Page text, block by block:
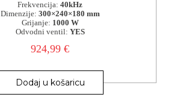
Frekvencija: 40kHz
Dimenzije: 300×240×180 mm
Grijanje: 1000 W
Odvodni ventil: YES
924,99€
Dodaj u košaricu